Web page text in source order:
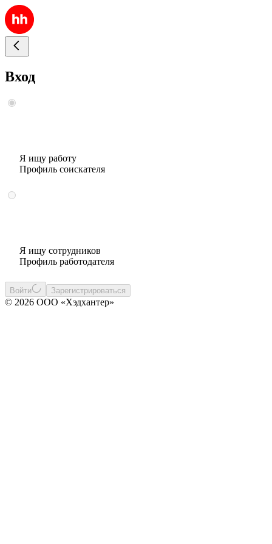
Вход
Я ищу работу
Профиль соискателя
Я ищу сотрудников
Профиль работодателя
Войти Зарегистрироваться
© 2026 ООО «Хэдхантер»